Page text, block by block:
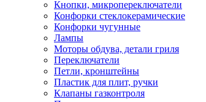
Кнопки, микропереключатели
Конфорки стеклокерамические
Конфорки чугунные
Лампы
Моторы обдува, детали гриля
Переключатели
Петли, кронштейны
Пластик для плит, ручки
Клапаны газконтроля